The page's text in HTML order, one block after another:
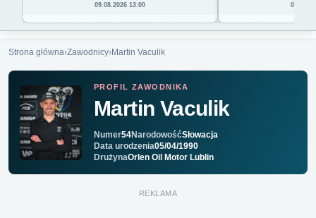
09.08.2026 13:00
Strona główna›Zawodnicy›Martin Vaculik
PROFIL ZAWODNIKA
Martin Vaculik
Numer54NarodowośćSłowacja
Data urodzenia05/04/1990
DrużynaOrlen Oil Motor Lublin
REKLAMA